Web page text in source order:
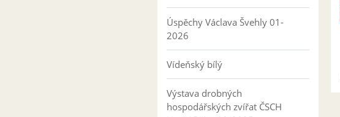
Úspěchy Václava Švehly 01-
2026
Vídeňský bílý
Výstava drobných
hospodářských zvířat ČSCH